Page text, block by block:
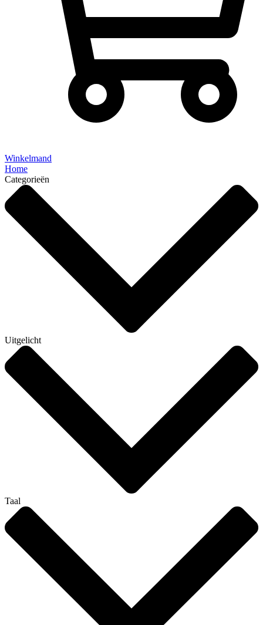
Winkelmand
Home
Categorieën
Uitgelicht
Taal